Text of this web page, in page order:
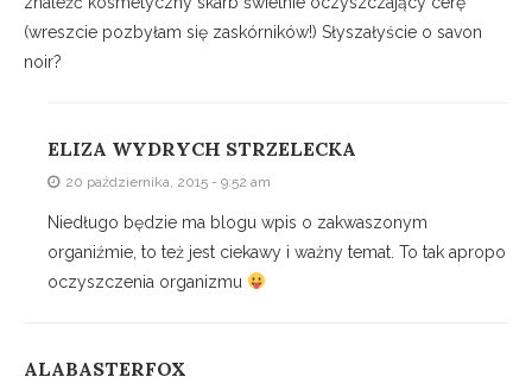
(wreszcie pozbyłam się zaskórników!) Słyszałyście o savon
noir?
ELIZA WYDRYCH STRZELECKA
20 października, 2015 - 9:52 am
Niedługo będzie ma blogu wpis o zakwaszonym
organiźmie, to też jest ciekawy i ważny temat. To tak apropo
oczyszczenia organizmu
ALABASTERFOX